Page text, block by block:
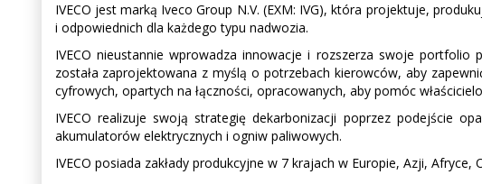
IVECO jest marką Iveco Group N.V. (EXM: IVG), która projektuje,
i odpowiednich dla każdego typu nadwozia.
IVECO nieustannie wprowadza innowacje i rozszerza swoje
została zaprojektowana z myślą o potrzebach kierowców, aby
cyfrowych, opartych na łączności, opracowanych, aby pomóc
IVECO realizuje swoją strategię dekarbonizacji poprzez podejście
akumulatorów elektrycznych i ogniw paliwowych.
IVECO posiada zakłady produkcyjne w 7 krajach w Europie, Azji, Afryce,